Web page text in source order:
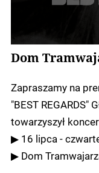
Dom
Zapraszamy na
"BEST REGARDS"
towarzyszył
▶︎ 16 lipca -
▶︎ Dom